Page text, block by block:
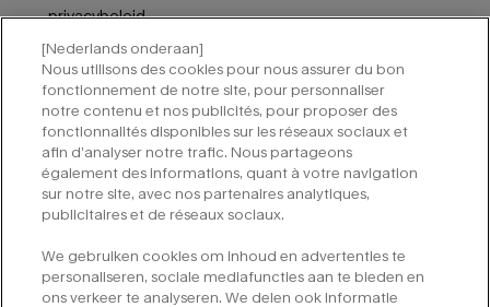
privacybeleid
neem contact met ons op
cookie-instellingen
aanmelden voor nieuwsbrieven van mugler
vereiste velden zijn gemarkeerd met een sterretje (*).
e-mailadres*
ja, aanmelden voor e-mails
[Nederlands onderaan]
Nous utilisons des cookies pour nous assurer du bon
fonctionnement de notre site, pour personnaliser
notre contenu et nos publicités, pour proposer des
fonctionnalités disponibles sur les réseaux sociaux et
afin d’analyser notre trafic. Nous partageons
également des informations, quant à votre navigation
sur notre site, avec nos partenaires analytiques,
publicitaires et de réseaux sociaux.
We gebruiken cookies om inhoud en advertenties te
personaliseren, sociale mediafuncties aan te bieden en
ons verkeer te analyseren. We delen ook informatie